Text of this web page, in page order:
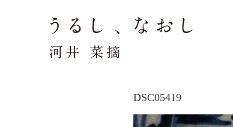
DSC05419